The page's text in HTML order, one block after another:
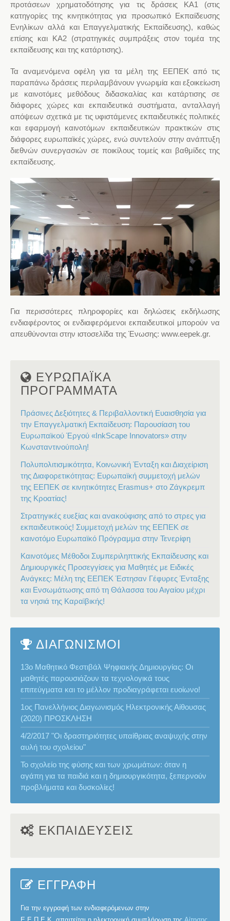
προτάσεων χρηματοδότησης για τις δράσεις ΚΑ1 (στις
κατηγορίες της κινητικότητας για προσωπικό Εκπαίδευσης
Ενηλίκων αλλά και Επαγγελματικής Εκπαίδευσης), καθώς
επίσης και ΚΑ2 (στρατηγικές συμπράξεις στον τομέα της
εκπαίδευσης και της κατάρτισης).
Τα αναμενόμενα οφέλη για τα μέλη της ΕΕΠΕΚ από τις
παραπάνω δράσεις περιλαμβάνουν γνωριμία και εξοικείωση
με καινοτόμες μεθόδους διδασκαλίας και κατάρτισης σε
διάφορες χώρες και εκπαιδευτικά συστήματα, ανταλλαγή
απόψεων σχετικά με τις υφιστάμενες εκπαιδευτικές πολιτικές
και εφαρμογή καινοτόμων εκπαιδευτικών πρακτικών στις
διάφορες ευρωπαϊκές χώρες, ενώ συντελούν στην ανάπτυξη
διεθνών συνεργασιών σε ποικίλους τομείς και βαθμίδες της
εκπαίδευσης.
Για περισσότερες πληροφορίες και δηλώσεις εκδήλωσης
ενδιαφέροντος οι ενδιαφερόμενοι εκπαιδευτικοί μπορούν να
απευθύνονται στην ιστοσελίδα της Ένωσης: www.eepek.gr.
ΕΥΡΩΠΑΪΚΑ
ΠΡΟΓΡΑΜΜΑΤΑ
Πράσινες Δεξιότητες & Περιβαλλοντική Ευαισθησία για
την Επαγγελματική Εκπαίδευση: Παρουσίαση του
Ευρωπαϊκού Έργού «InkScape Innovators» στην
Κωνσταντινούπολη!
Πολυπολιτισμικότητα, Κοινωνική Ένταξη και Διαχείριση
της Διαφορετικότητας: Ευρωπαϊκή συμμετοχή μελών
της ΕΕΠΕΚ σε κινητικότητες Erasmus+ στο Ζάγκρεμπ
της Κροατίας!
Στρατηγικές ευεξίας και ανακούφισης από το στρες για
εκπαιδευτικούς! Συμμετοχή μελών της ΕΕΠΕΚ σε
καινοτόμο Ευρωπαϊκό Πρόγραμμα στην Τενερίφη
Καινοτόμες Μέθοδοι Συμπεριληπτικής Εκπαίδευσης και
Δημιουργικές Προσεγγίσεις για Μαθητές με Ειδικές
Ανάγκες: Μέλη της ΕΕΠΕΚ Έστησαν Γέφυρες Ένταξης
και Ενσωμάτωσης από τη Θάλασσα του Αιγαίου μέχρι
τα νησιά της Καραϊβικής!
ΔΙΑΓΩΝΙΣΜΟΙ
13ο Μαθητικό Φεστιβάλ Ψηφιακής Δημιουργίας: Οι
μαθητές παρουσιάζουν τα τεχνολογικά τους
επιτεύγματα και το μέλλον προδιαγράφεται ευοίωνο!
1ος Πανελλήνιος Διαγωνισμός Ηλεκτρονικής Αίθουσας
(2020) ΠΡΟΣΚΛΗΣΗ
4/2/2017 "Οι δραστηριότητες υπαίθριας αναψυχής στην
αυλή του σχολείου"
Το σχολείο της φύσης και των χρωμάτων: όταν η
αγάπη για τα παιδιά και η δημιουργικότητα, ξεπερνούν
προβλήματα και δυσκολίες!
ΕΚΠΑΙΔΕΥΣΕΙΣ
ΕΓΓΡΑΦΗ
Για την εγγραφή των ενδιαφερόμενων στην